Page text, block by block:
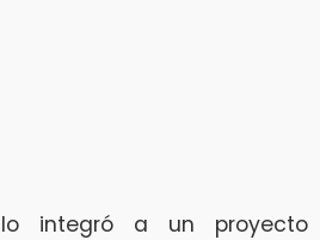
integró a un proyecto